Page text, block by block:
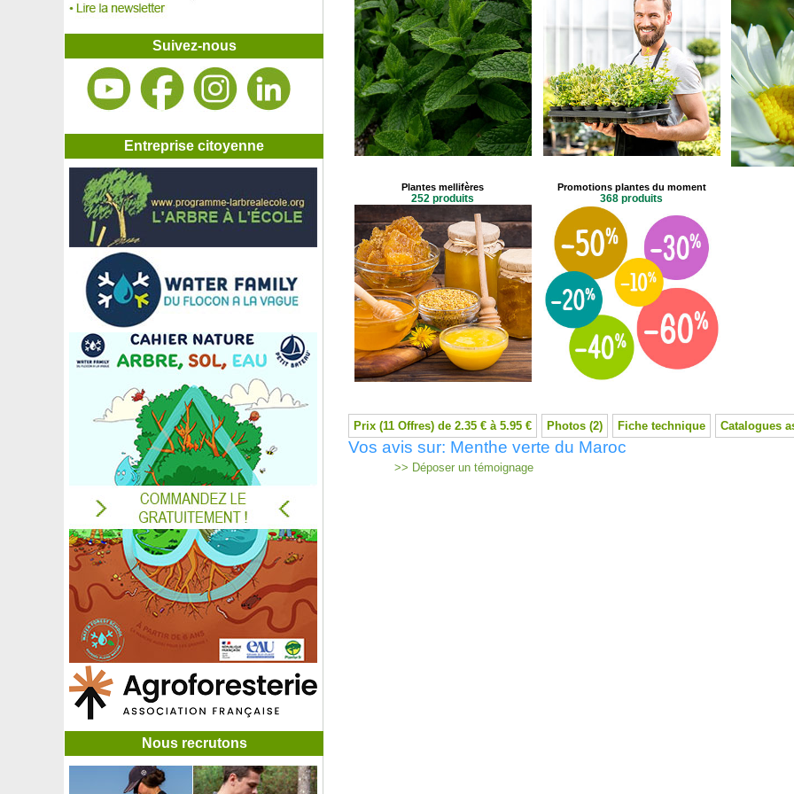
Olivier de Bohême
Olivier nuage, Olivier specimen
Olivier, plant d'Olivier
Olivier Tige
Onagre jaune du Missouri
Ophiopogon noir
Oranger
Oranger des Osages
Oranger du Mexique
Oranger du Mexique 'Aztec Pearl'
Oranger du Mexique doré Sundance
Oranger sanguin
Orchidée bambou - Blanche
Orchidée bambou - Mauve
Orchidée papillon Blanche, Phalaenopsis
Orchidée papillon Jaune, Phalaenopsis
Orchidée papillon Mauve, Phalaenopsis
Orchidée papillon Orange, Phalaenopsis
Orchidée papillon, Phalaenopsis
Orchidée papillon Rose, Phalaenopsis
Origan commun
Origan doré 'Aureum'
Origan 'Kent Beauty'
Orme champêtre
Orme Lutèce 'Nanguen'
Orme 'Sapporo Gold'
Orpin à feuilles grises
Orpin de Siebold rose
Orpin jaune
Orpin spatulé 'Cape Blanco'
Orpin spatulé pourpre
Orpin vivace couvre-sol, Orpin blanc
Oseille de Guinée, Hibiscus Bissap Karkadé
Osmanthe à feuilles panachées
Osmanthe de Burkwood
Oyat des sables, Oyat des dunes
Pachira
Pain de perdrix
Palmier de Bismarck
Palmier de la Reine, Cocotier plumeux
Palmier de Madagascar
Suivez-nous
Entreprise citoyenne
Nous recrutons
Plantes mellifères
252 produits
Promotions plantes du moment
368 produits
Prix (11 Offres) de 2.35 € à 5.95 € Photos (2) Fiche technique Catalogues
Vos avis sur: Menthe verte du Maroc
>> Déposer un témoignage